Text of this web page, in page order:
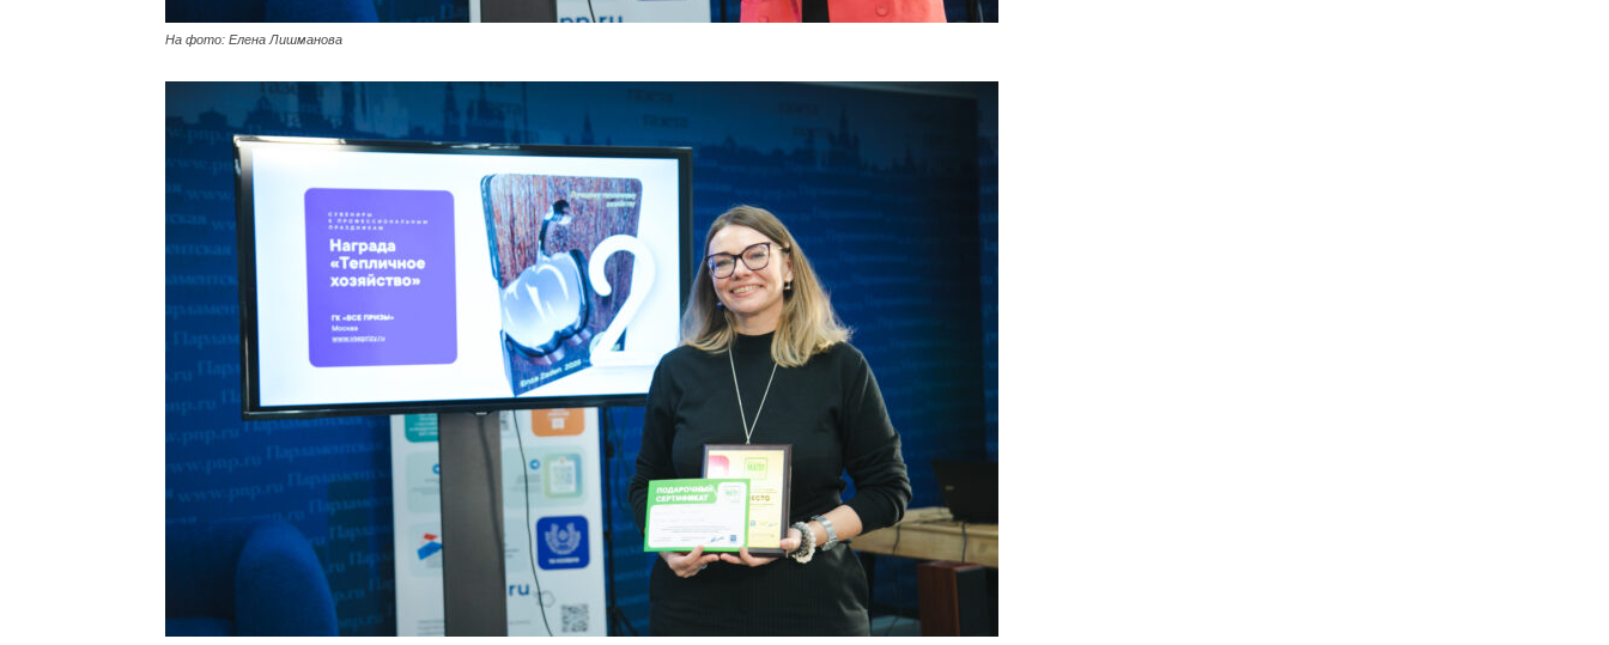
На фото: Елена Лишманова